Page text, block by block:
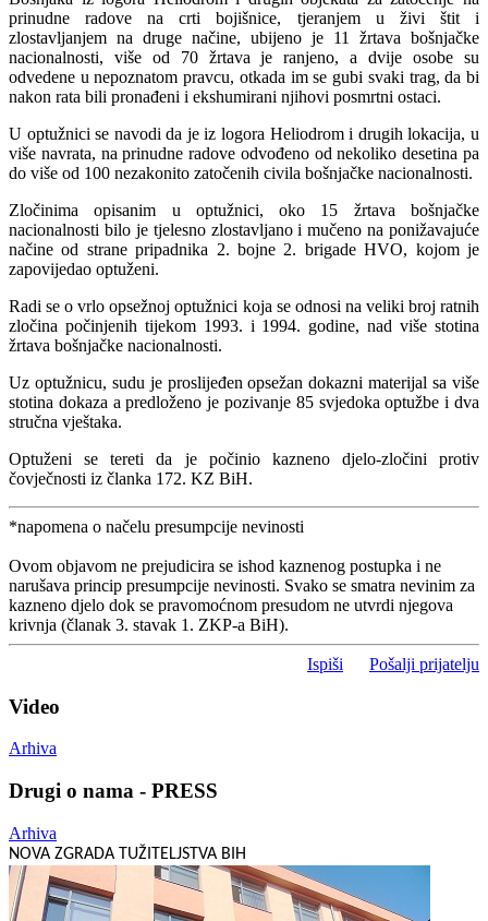
prinudne radove na crti bojišnice, tjeranjem u živi štit i
zlostavljanjem na druge načine, ubijeno je 11 žrtava bošnjačke
nacionalnosti, više od 70 žrtava je ranjeno, a dvije osobe su
odvedene u nepoznatom pravcu, otkada im se gubi svaki trag, da bi
nakon rata bili pronađeni i ekshumirani njihovi posmrtni ostaci.
U optužnici se navodi da je iz logora Heliodrom i drugih lokacija, u
više navrata, na prinudne radove odvođeno od nekoliko desetina pa
do više od 100 nezakonito zatočenih civila bošnjačke nacionalnosti.
Zločinima opisanim u optužnici, oko 15 žrtava bošnjačke
nacionalnosti bilo je tjelesno zlostavljano i mučeno na ponižavajuće
načine od strane pripadnika 2. bojne 2. brigade HVO, kojom je
zapovijedao optuženi.
Radi se o vrlo opsežnoj optužnici koja se odnosi na veliki broj ratnih
zločina počinjenih tijekom 1993. i 1994. godine, nad više stotina
žrtava bošnjačke nacionalnosti.
Uz optužnicu, sudu je proslijeđen opsežan dokazni materijal sa više
stotina dokaza a predloženo je pozivanje 85 svjedoka optužbe i dva
stručna vještaka.
Optuženi se tereti da je počinio kazneno djelo-zločini protiv
čovječnosti iz članka 172. KZ BiH.
*napomena o načelu presumpcije nevinosti
Ovom objavom ne prejudicira se ishod kaznenog postupka i ne
narušava princip presumpcije nevinosti. Svako se smatra nevinim za
kazneno djelo dok se pravomoćnom presudom ne utvrdi njegova
krivnja (članak 3. stavak 1. ZKP-a BiH).
Ispiši Pošalji prijatelju
Video
Arhiva
Drugi o nama - PRESS
Arhiva
NOVA ZGRADA TUŽITELJSTVA BIH